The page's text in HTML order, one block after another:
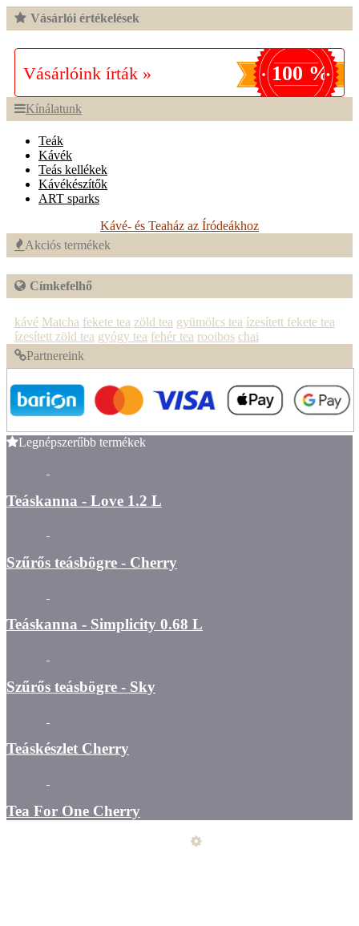
Vásárlói értékelések
Vásárlóink írták » 100 %
Kínálatunk
Teák
Kávék
Teás kellékek
Kávékészítők
ART sparks
Kávé- és Teaház az Íródeákhoz
Akciós termékek
Címkefelhő
kávé Matcha fekete tea zöld tea gyümölcs tea ízesített fekete tea
ízesített zöld tea gyógy tea fehér tea rooibos chai
Partnereink
Legnépszerűbb termékek
Teáskanna - Love 1.2 L
Szűrős teásbögre - Cherry
Teáskanna - Simplicity 0.68 L
Szűrős teásbögre - Sky
Teáskészlet Cherry
Tea For One Cherry